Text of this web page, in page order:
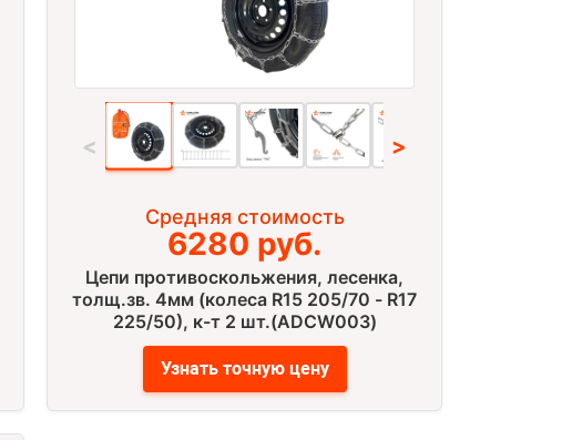
< >
Средняя стоимость
6280 руб.
Цепи противоскольжения, лесенка,
толщ.зв. 4мм (колеса R15 205/70 - R17
225/50), к-т 2 шт.(ADCW003)
Узнать точную цену